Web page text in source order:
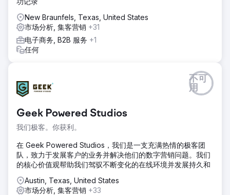
New Braunfels, Texas, United States
市场分析, 集客营销 +31
电子商务, B2B 服务 +1
任何
Geek Powered Studios
我们极客。你获利。
不可
用
在 Geek Powered Studios，我们是一支充满热情的极客团
队，致力于发展客户的业务并解决他们的数字营销问题。我们
的核心价值观帮助我们驾驭不断变化的在线环境并发展持久和
Austin, Texas, United States
市场分析, 集客营销 +33